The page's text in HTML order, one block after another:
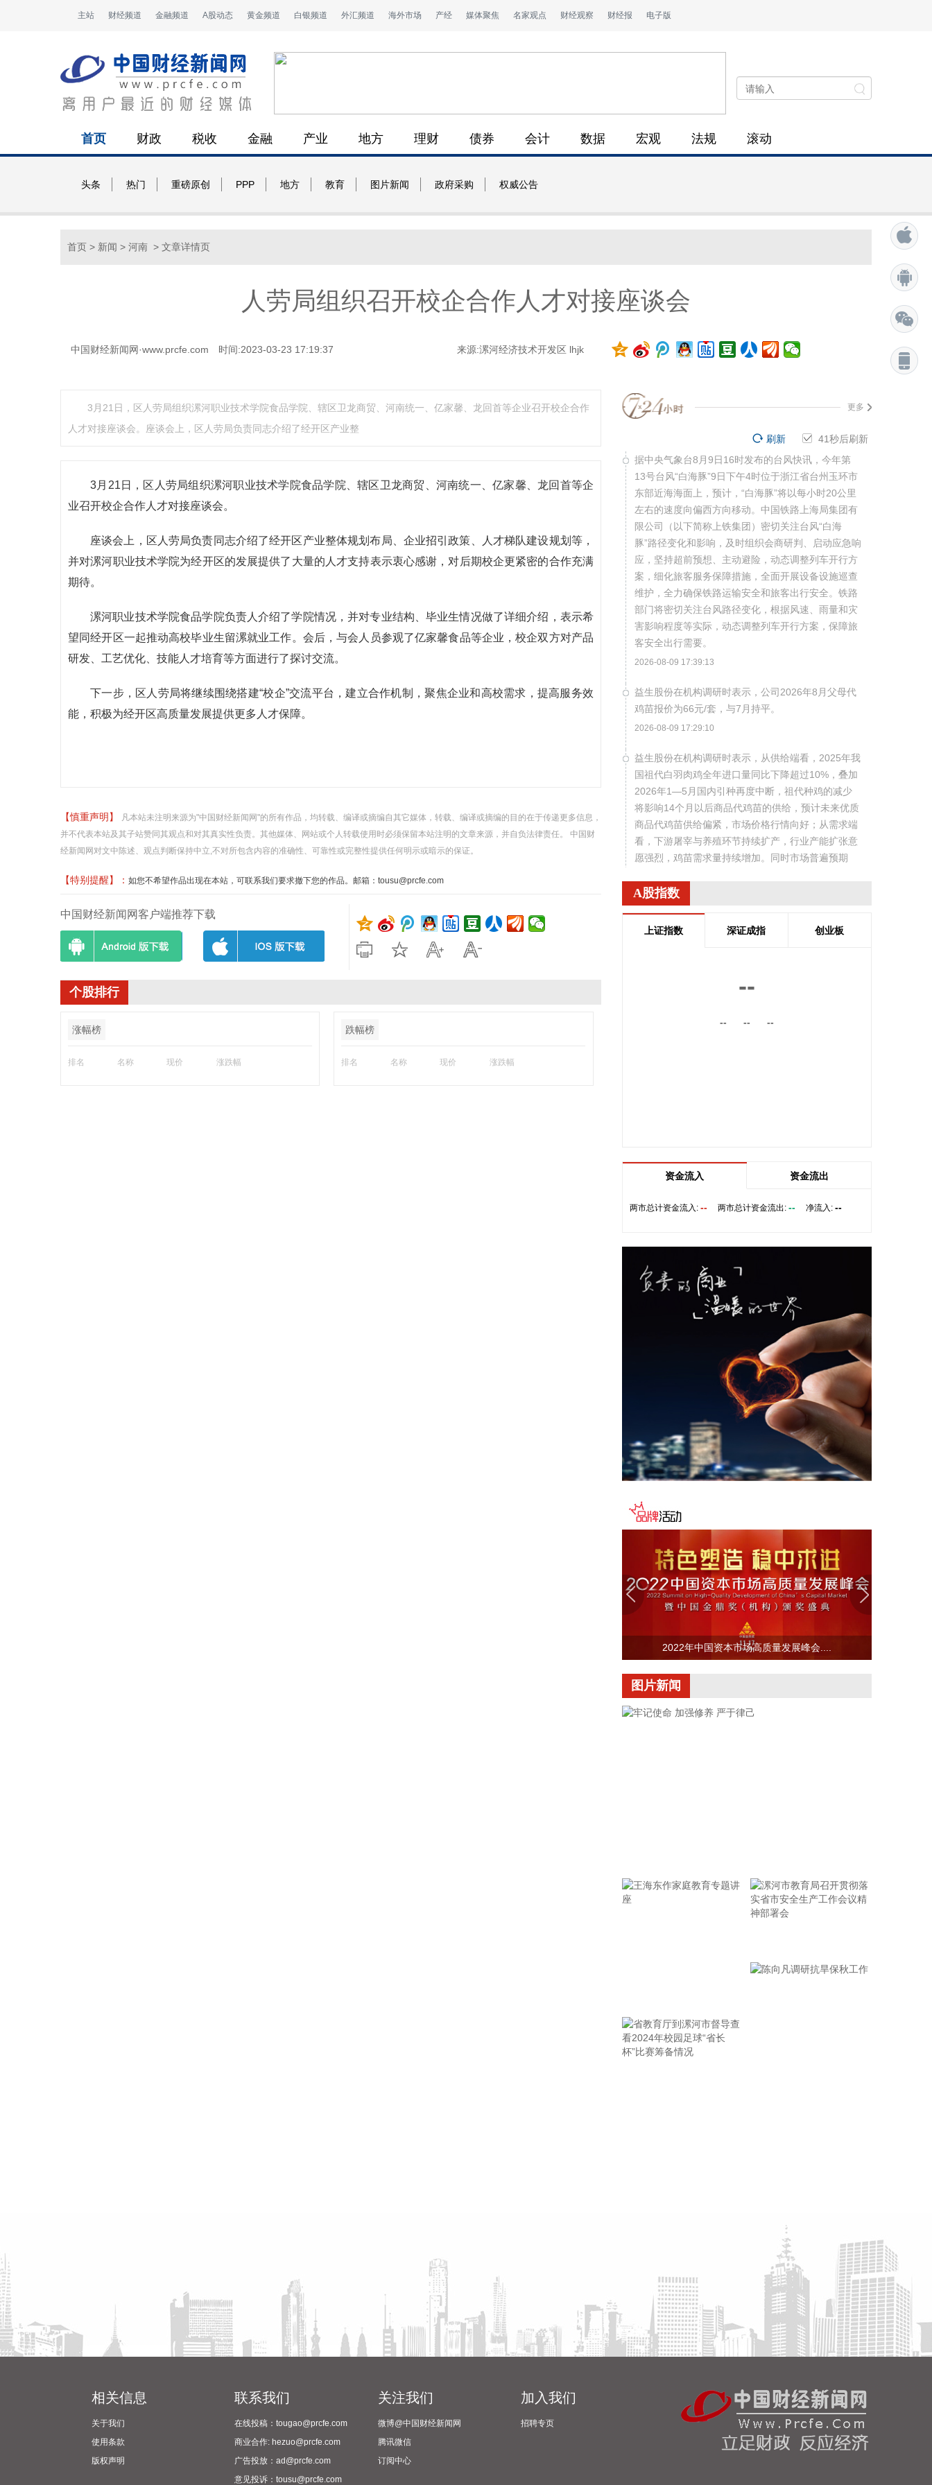
主站 财经频道 金融频道 A股动态 黄金频道 白银频道 外汇频道 海外市场 产经 媒体聚焦 名家观点 财经观察 财经报 电子版
首页 财政 税收 金融 产业 地方 理财 债券 会计 数据 宏观 法规 滚动
头条 热门 重磅原创 PPP 地方 教育 图片新闻 政府采购 权威公告
首页 > 新闻 > 河南 > 文章详情页
人劳局组织召开校企合作人才对接座谈会
中国财经新闻网·www.prcfe.com 时间:2023-03-23 17:19:37 来源:漯河经济技术开发区 lhjk
3月21日，区人劳局组织漯河职业技术学院食品学院、辖区卫龙商贸、河南统一、亿家馨、龙回首等企业召开校企合作
人才对接座谈会。座谈会上，区人劳局负责同志介绍了经开区产业整
3月21日，区人劳局组织漯河职业技术学院食品学院、辖区卫龙商贸、河南统一、亿家馨、龙回首等企
业召开校企合作人才对接座谈会。
座谈会上，区人劳局负责同志介绍了经开区产业整体规划布局、企业招引政策、人才梯队建设规划等，
并对漯河职业技术学院为经开区的发展提供了大量的人才支持表示衷心感谢，对后期校企更紧密的合作充满
期待。
漯河职业技术学院食品学院负责人介绍了学院情况，并对专业结构、毕业生情况做了详细介绍，表示希
望同经开区一起推动高校毕业生留漯就业工作。会后，与会人员参观了亿家馨食品等企业，校企双方对产品
研发、工艺优化、技能人才培育等方面进行了探讨交流。
下一步，区人劳局将继续围绕搭建“校企”交流平台，建立合作机制，聚焦企业和高校需求，提高服务效
能，积极为经开区高质量发展提供更多人才保障。
【慎重声明】
凡本站未注明来源为"中国财经新闻网"的所有作品，均转载、编译或摘编自其它媒体，转载、编译或摘编的目的在于传递更多信息，
并不代表本站及其子站赞同其观点和对其真实性负责。其他媒体、网站或个人转载使用时必须保留本站注明的文章来源，并自负法律责任。 中国财
经新闻网对文中陈述、观点判断保持中立,不对所包含内容的准确性、可靠性或完整性提供任何明示或暗示的保证。
【特别提醒】： 如您不希望作品出现在本站，可联系我们要求撤下您的作品。邮箱：tousu@prcfe.com
中国财经新闻网客户端推荐下载
个股排行
涨幅榜
排名 名称 现价 涨跌幅
跌幅榜
排名 名称 现价 涨跌幅
更多
41秒后刷新
刷新
据中央气象台8月9日16时发布的台风快讯，今年第
13号台风“白海豚”9日下午4时位于浙江省台州玉环市
东部近海海面上，预计，“白海豚”将以每小时20公里
左右的速度向偏西方向移动。中国铁路上海局集团有
限公司（以下简称上铁集团）密切关注台风“白海
豚”路径变化和影响，及时组织会商研判、启动应急响
应，坚持超前预想、主动避险，动态调整列车开行方
案，细化旅客服务保障措施，全面开展设备设施巡查
维护，全力确保铁路运输安全和旅客出行安全。铁路
部门将密切关注台风路径变化，根据风速、雨量和灾
害影响程度等实际，动态调整列车开行方案，保障旅
客安全出行需要。
2026-08-09 17:39:13
益生股份在机构调研时表示，公司2026年8月父母代
鸡苗报价为66元/套，与7月持平。
2026-08-09 17:29:10
益生股份在机构调研时表示，从供给端看，2025年我
国祖代白羽肉鸡全年进口量同比下降超过10%，叠加
2026年1—5月国内引种再度中断，祖代种鸡的减少
将影响14个月以后商品代鸡苗的供给，预计未来优质
商品代鸡苗供给偏紧，市场价格行情向好；从需求端
看，下游屠宰与养殖环节持续扩产，行业产能扩张意
愿强烈，鸡苗需求量持续增加。同时市场普遍预期
传导至商品代鸡苗环节。综上，公司预计2026年下半
年至2027年商品代鸡苗市场行情较好。
2026-08-09 17:25:17
的生产与交付。美国防部副部长范伯格本月5日致信
目标是大幅加快武器交付速度和提升关键装备产能。
终中签率为0.0201%。
2026-08-09 16:38:10
华人健康(301408)8月9日公告，全资子公司安徽正药
医药科技有限公司收到国家药品监督管理局下发的琥
珀酸亚铁片药品注册上市许可申请《受理通知书》。
琥珀酸亚铁片为抗贫血药物，主要用于治疗和预防缺
宝莱特(300246)8月9日公告，此前公告，公司控股股
东正筹划控制权变更事项。公司停牌期间，控股股东
与交易对方就可能导致公司控制权发生变动的相关重
大事项进行了充分探讨，相关交易方决定终止筹划本
2026年8月10日（星期一）开市起复牌，公司可转换
公司债券宝莱转债恢复转股。
*ST发展(000838)8月9日公告，公司于2026年8月7日
与天津景行新能企业管理咨询有限公司、共青城景行
新能产业投资合伙企业（有限合伙）共同签署了《财
信地产发展集团股份有限公司重整投资协议》，公司
股票于2026年8月10日（星期一）上午开市起复牌。
2026-08-09 16:03:18
宁夏建材(600449)8月9日公告，公司拟1亿元—2亿
元回购公司股份，用于维护公司价值及股东权益，回
购价格不超过19.47元/股。
0.39%；归属于上市公司股东的净利润6922.2万元，
同比下降12.16%；基本每股收益0.0549元。公司拟
每10股派发现金红利0.25元(含税)。
北化股份(002246)8月9日披露半年报，2026年上半
公司深入实施军民融合发展战略，统筹国内国际两个
市场，优化产品结构，拓宽高端应用领域，巩固核心
长主要系本期结算的影视剧项目金额较上年同期增
立新能源(001258)8月9日披露半年报，2026年上半
年，公司实现营业收入6.44亿元，同比增长
29.75%；归属于上市公司股东的净利润7302.39万
元，同比增长715.75%；基本每股收益0.0782元。本
2026-08-09 15:49:18
银河微电(688689)8月9日披露半年报，2026年上半
年，公司实现营业收入6.11亿元，同比增长
A股指数
上证指数 深证成指 创业板
--
-- -- --
资金流入 资金流出
两市总计资金流入: -- 两市总计资金流出: -- 净流入: --
2022年中国资本市场高质量发展峰会....
图片新闻
座
实省市安全生产工作会议
相关信息
关于我们
使用条款
版权声明
联系我们
在线投稿：tougao@prcfe.com
商业合作: hezuo@prcfe.com
广告投放：ad@prcfe.com
意见投诉：tousu@prcfe.com
关注我们
微博@中国财经新闻网
腾讯微信
订阅中心
加入我们
招聘专页